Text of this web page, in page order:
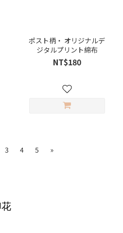
ポスト柄・ オリジナルデ
ジタルプリント綿布
NT$180
3 4 5 »